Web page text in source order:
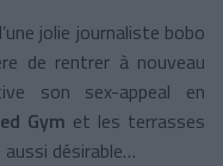
jolie journaliste bobo
de rentrer à nouveau
son sex-appeal en
Gym et les terrasses
désirable…